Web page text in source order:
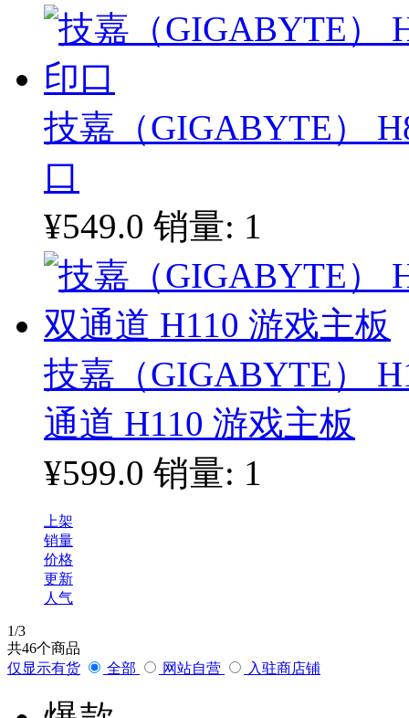
技嘉（GIGABYTE）
口
¥549.0 销量: 1
技嘉（GIGABYTE）
通道 H110 游戏主板
¥599.0 销量: 1
上架
销量
价格
更新
人气
1/3
共46个商品
仅显示有货
全部 网站自营 入驻商店铺